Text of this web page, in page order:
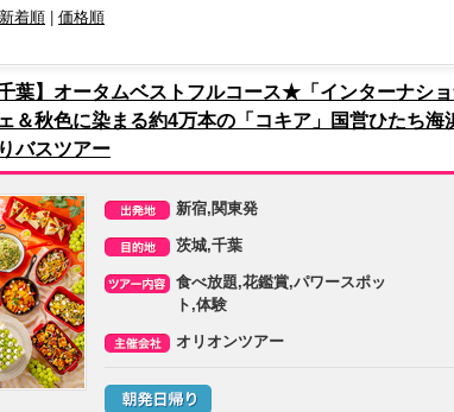
新着順 価格順
葉】オータムベストフルコース★「インターナシ
＆秋色に染まる約4万本の「コキア」国営ひたち海
バスツアー
新宿,関東発
茨城,千葉
食べ放題,花鑑賞,パワースポッ
ト,体験
オリオンツアー